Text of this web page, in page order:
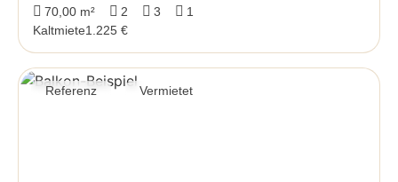
70,00 m²
2 3
1
Kaltmiete1.225 €
Referenz Vermietet